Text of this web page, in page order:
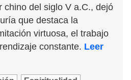
chino del siglo V a.C., dejó
que destaca la
virtuosa, el trabajo
constante. Leer